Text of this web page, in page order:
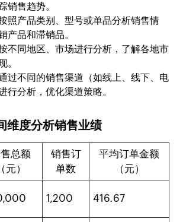
销售趋势。
按照产品类别、型号或单品分析销售情
产品和滞销品。
按不同地区、市场进行分析，了解各地市
。
通过不同的销售渠道（如线上、线下、电
行分析，优化渠道策略。
维度分析销售业绩
总额
（元）
销售订
单数
平均订单金额
（元）
1,200 416.67